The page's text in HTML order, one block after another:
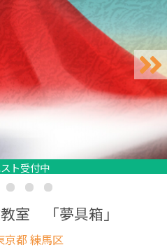
ト受付中
ト受付中
ト受付中
ト受付中
ト受付中
ト受付中
室 「夢具箱」
京都 練馬区